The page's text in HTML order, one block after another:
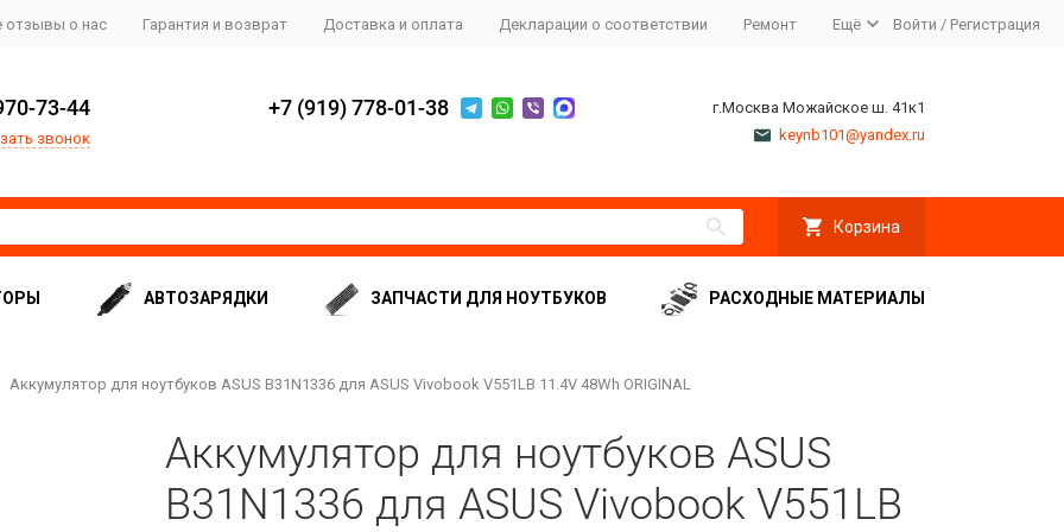
отзывы о нас Гарантия и возврат Доставка и оплата Декларации о соответствии Ремонт Ещё Войти / Регистрация
73-44
звонок
+7 (919) 778-01-38
г.Москва Можайское ш. 41к1
keynb101@yandex.ru
Корзина
АВТОЗАРЯДКИ ЗАПЧАСТИ ДЛЯ НОУТБУКОВ РАСХОДНЫЕ МАТЕРИАЛЫ
Аккумулятор для ноутбуков ASUS B31N1336 для ASUS Vivobook V551LB 11.4V 48Wh ORIGINAL
Аккумулятор для ноутбуков ASUS
B31N1336 для ASUS Vivobook V551LB